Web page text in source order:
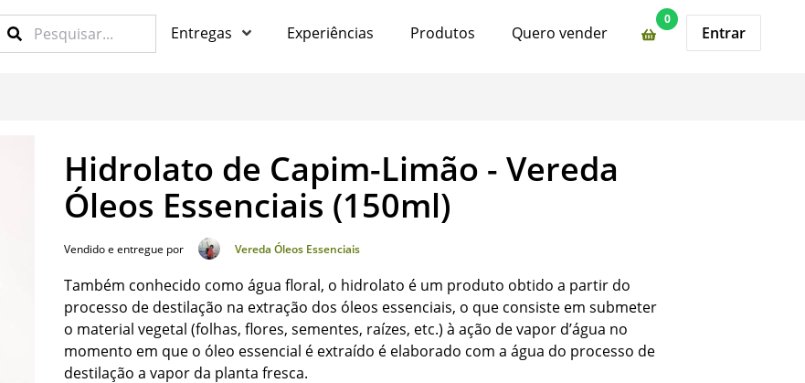
Entregas Experiências Produtos Quero vender
0
Entrar
Hidrolato de Capim-Limão - Vereda
Óleos Essenciais (150ml)
Vendido e entregue por Vereda Óleos Essenciais
Também conhecido como água floral, o hidrolato é um produto obtido a partir do
processo de destilação na extração dos óleos essenciais, o que consiste em submeter
o material vegetal (folhas, flores, sementes, raízes, etc.) à ação de vapor d’água no
momento em que o óleo essencial é extraído é elaborado com a água do processo de
destilação a vapor da planta fresca.